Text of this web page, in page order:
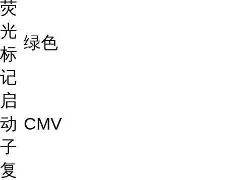
荧
光
标
记
绿色
启
动
子
CMV
复